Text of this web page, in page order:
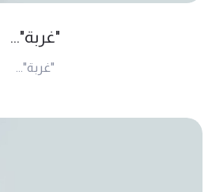
"غربة"...
"غربة"...